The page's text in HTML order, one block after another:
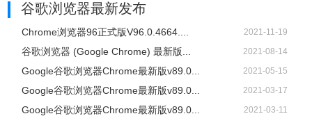
谷歌浏览器最新发布
Chrome浏览器96正式版V96.0.4664.... 2021-11-19
谷歌浏览器 (Google Chrome) 最新版... 2021-08-14
Google谷歌浏览器Chrome最新版v89.0... 2021-05-15
Google谷歌浏览器Chrome最新版v89.0... 2021-03-17
Google谷歌浏览器Chrome最新版v89.0... 2021-03-11